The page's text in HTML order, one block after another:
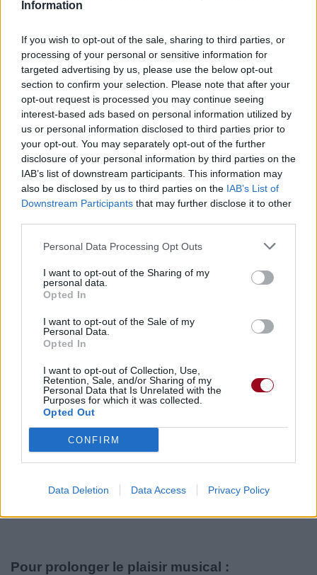
Information
If you wish to opt-out of the sale, sharing to third parties, or
processing of your personal or sensitive information for
targeted advertising by us, please use the below opt-out
section to confirm your selection. Please note that after your
opt-out request is processed you may continue seeing
interest-based ads based on personal information utilized by
us or personal information disclosed to third parties prior to
your opt-out. You may separately opt-out of the further
disclosure of your personal information by third parties on the
IAB’s list of downstream participants. This information may
also be disclosed by us to third parties on the IAB’s List of
Downstream Participants that may further disclose it to other
Personal Data Processing Opt Outs
I want to opt-out of the Sharing of my
personal data.
Opted In
I want to opt-out of the Sale of my
Personal Data.
Opted In
I want to opt-out of Collection, Use,
Retention, Sale, and/or Sharing of my
Personal Data that Is Unrelated with the
Purposes for which it was collected.
Opted Out
CONFIRM
Data Deletion Data Access Privacy Policy
Je te manque? Non, duh
comme une plume, comme une plume, ouais)
Publié parKCheu
Chanteurs : Sabrina Carpenter
Albums : emails i can’t send fwd:
Commentaires
Pour prolonger le plaisir musical :